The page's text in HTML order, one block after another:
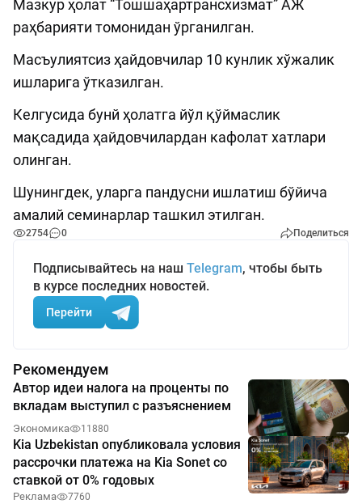
Мазкур ҳолат “Тошшаҳартрансхизмат” АЖ
раҳбарияти томонидан ўрганилган.
Масъулиятсиз ҳайдовчилар 10 кунлик хўжалик
ишларига ўтказилган.
Келгусида бунй ҳолатга йўл қўймаслик
мақсадида ҳайдовчилардан кафолат хатлари
олинган.
Шунингдек, уларга пандусни ишлатиш бўйича
амалий семинарлар ташкил этилган.
2754 0 Поделиться
Подписывайтесь на наш Telegram, чтобы быть
в курсе последних новостей.
Перейти
Рекомендуем
Автор идеи налога на проценты по
вкладам выступил с разъяснением
Экономика 11880
Kia Uzbekistan опубликовала условия
рассрочки платежа на Kia Sonet со
ставкой от 0% годовых
Реклама 7760